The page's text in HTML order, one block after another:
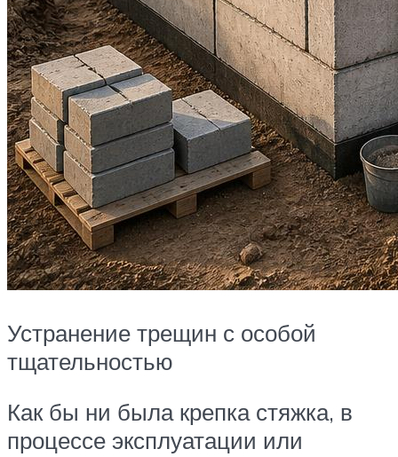
Устранение трещин с особой
тщательностью
Как бы ни была крепка стяжка, в
процессе эксплуатации или